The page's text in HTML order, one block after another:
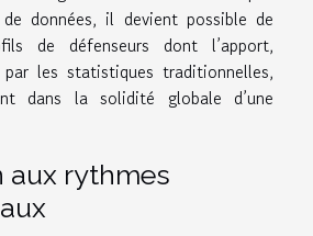
de données, il devient possible de
de défenseurs dont l’apport,
les statistiques traditionnelles,
dans la solidité globale d’une
rythmes